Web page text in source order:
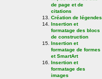
de page et de
citations
Création de légendes
Insertion et
formatage des blocs
de construction
Insertion et
formatage de formes
et SmartArt
Insertion et
formatage des
images